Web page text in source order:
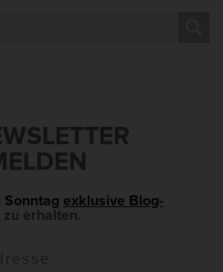
Sonntag exklusive Blog-
zu erhalten.